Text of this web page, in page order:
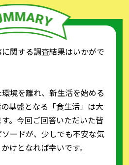
関する調査結果はいかがで
境を離れ、新生活を始める
基盤となる「食生活」は大
。今回ご回答いただいた皆
ードが、少しでも不安な気
けとなれば幸いです。